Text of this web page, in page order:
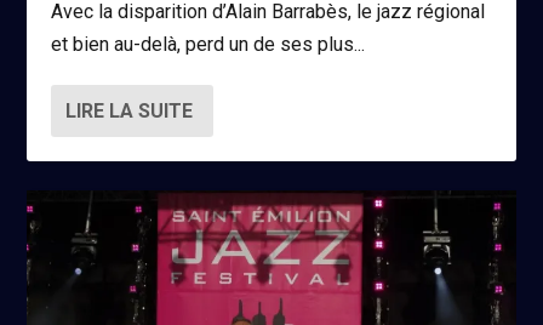
Avec la disparition d’Alain Barrabès, le jazz régional
et bien au-delà, perd un de ses plus...
LIRE LA SUITE